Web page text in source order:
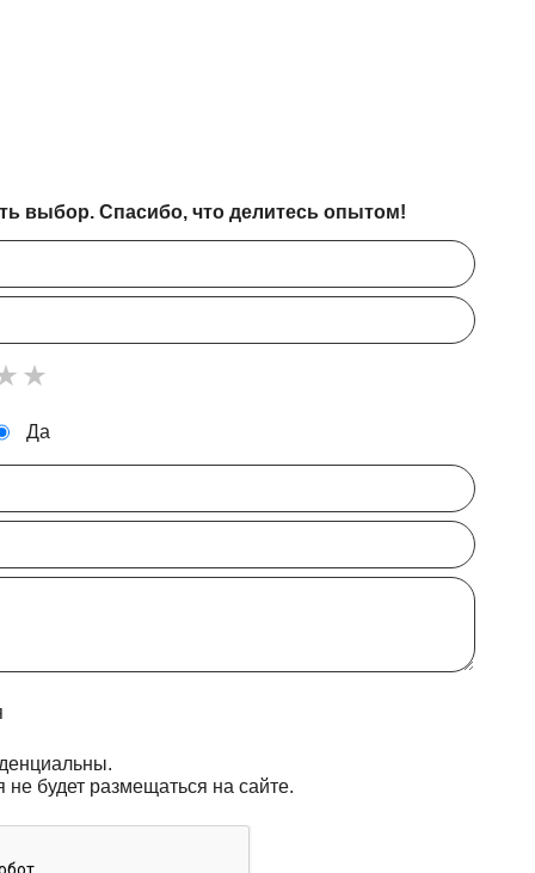
выбор. Спасибо, что делитесь опытом!
Да
будет размещаться на сайте.